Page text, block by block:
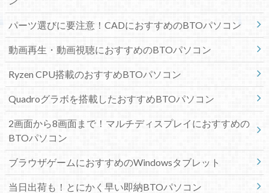
パーツ選びに要注意！CADにおすすめのBTOパソコン
動画再生・動画視聴におすすめのBTOパソコン
Ryzen CPU搭載のおすすめBTOパソコン
Quadroグラボを搭載したおすすめBTOパソコン
2画面から8画面まで！マルチディスプレイにおすすめの
BTOパソコン
ブラウザゲームにおすすめのWindowsタブレット
当日出荷も！とにかく早い即納BTOパソコン